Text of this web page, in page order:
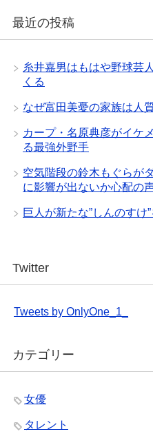
最近の投稿
糸井嘉男はもはや野球芸
くる
なぜ富田美憂の家族は人
カープ・名原典彦がイケ
る最強外野手
空気階段の鈴木もぐらが
に影響が出ないか心配の
巨人が新たな”しんのすけ
Twitter
Tweets by OnlyOne_1_
カテゴリー
女優
タレント